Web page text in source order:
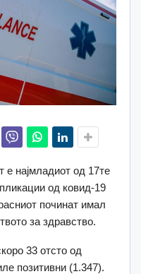
е најмладиот од 17те
од ковид-19
починат имал
за здравство.
33 отсто од
позитивни (1.347).